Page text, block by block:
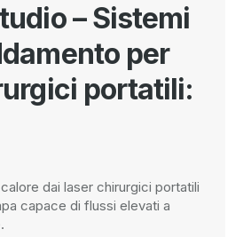
– Sistemi
per
portatili:
dai laser chirurgici portatili
capace di flussi elevati a